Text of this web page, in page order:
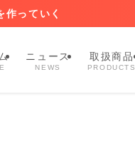
っていく
ニュース
NEWS
取扱商品
PRODUCTS